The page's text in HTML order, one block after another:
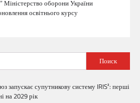
Міністерство оборони України
освітнього курсу
Поиск
запускає супутникову систему IRIS²: перші
на 2029 рік